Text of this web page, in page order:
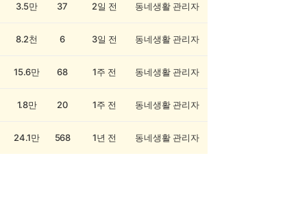
3.5만 37 2일 전 동네생활 관리자
8.2천 6 3일 전 동네생활 관리자
15.6만 68 1주 전 동네생활 관리자
1.8만 20 1주 전 동네생활 관리자
24.1만 568 1년 전 동네생활 관리자